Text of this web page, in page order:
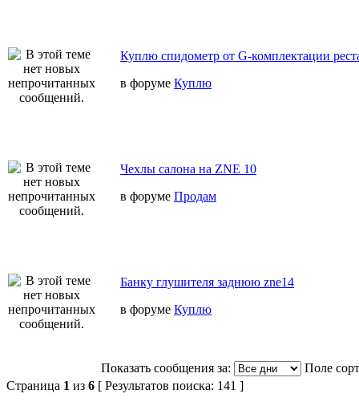
Куплю спидометр от G-комплектации
в форуме Куплю
Чехлы салона на ZNE 10
в форуме Продам
Банку глушителя заднюю zne14
в форуме Куплю
Показать сообщения за:
Поле
Страница 1 из 6 [ Результатов поиска: 141 ]